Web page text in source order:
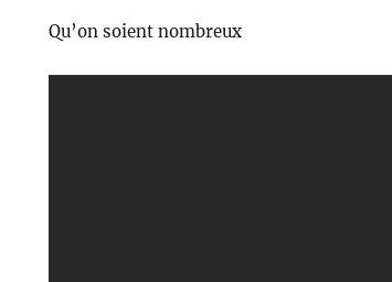
Qu’on soient nombreux